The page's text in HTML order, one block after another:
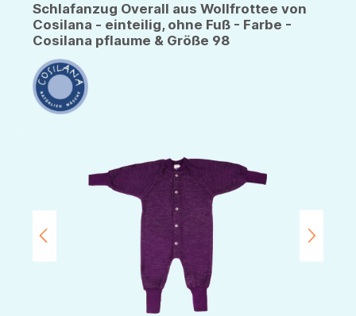
Schlafanzug Overall aus Wollfrottee von
Cosilana - einteilig, ohne Fuß - Farbe -
Cosilana pflaume & Größe 98